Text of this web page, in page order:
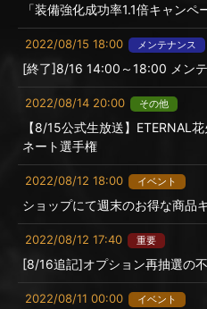
「装備強化成功率1.1倍キャンペ
2022/08/15 18:00 メンテナンス
[終了]8/16 14:00～18:00 メン
2022/08/14 20:00 その他
【8/15公式生放送】ETERNAL
ネート選手権
2022/08/12 18:00 イベント
ショップにて週末のお得な商品
2022/08/12 17:40 重要
[8/16追記]オプション再抽選の
2022/08/11 00:00 イベント